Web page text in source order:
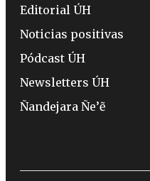
Editorial ÚH
Noticias positivas
Pódcast ÚH
Newsletters ÚH
Ñandejara Ñe’ẽ